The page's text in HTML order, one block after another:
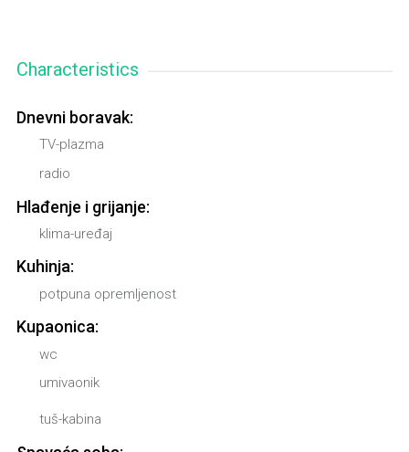
Characteristics
Dnevni boravak:
TV-plazma
radio
Hlađenje i grijanje:
klima-uređaj
Kuhinja:
potpuna opremljenost
Kupaonica:
wc
umivaonik
tuš-kabina